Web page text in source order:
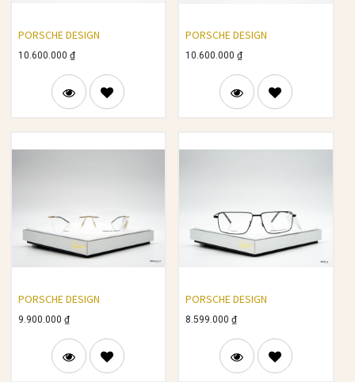
PORSCHE DESIGN
10.600.000 ₫
PORSCHE DESIGN
10.600.000 ₫
PORSCHE DESIGN
9.900.000 ₫
PORSCHE DESIGN
8.599.000 ₫